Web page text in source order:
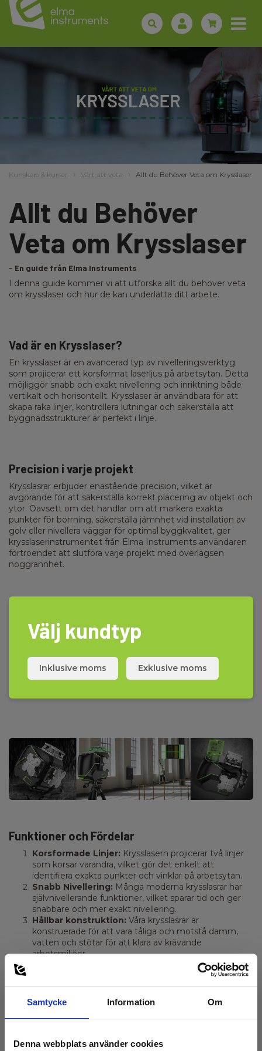
Samtycke Information Om
Denna webbplats använder cookies
Kunskap & kurser Värt att veta Allt du Behöver Veta om Krysslaser
Allt du Behöver
Veta om Krysslaser
- En guide från Elma Instruments
I denna guide kommer vi att utforska allt du behöver veta
om krysslaser och hur de kan underlätta ditt arbete.
Vad är en Krysslaser?
En krysslaser är en avancerad typ av nivelleringsverktyg
som projicerar ett korsformat laserljus på arbetsytan. Detta
möjliggör snabb och exakt nivellering och inriktning både
vertikalt och horisontellt. Krysslaser är användbara för att
skapa raka linjer, kontrollera lutningar och säkerställa att
byggnadsstrukturer är perfekt i linje.
Precision i varje projekt
Krysslasrar erbjuder enastående precision, vilket är
avgörande för att säkerställa korrekt placering av objekt och
ytor. Oavsett om det handlar om att markera exakta
punkter för borrning, säkerställa jämnhet vid installation av
golv eller nivellera väggar för optimal byggkvalitet, ger
krysslaserinstrumentet från Elma Instruments användaren
förtroendet att slutföra varje projekt med överlägsen
noggrannhet.
Utforska de avancerade funktionerna hos Elma Instruments
krysslaser. Inklusive självnivellering, användarvänligt
gränssnitt, lång batteritid och mycket mer. Dessa
egenskaper kombinerade med den senaste tekniken gör
Elma Instruments krysslasrar till det självklara valet för proffs
Funktioner och Fördelar
Korsformade Linjer: Krysslasern projicerar två linjer
som korsar varandra, vilket gör det enkelt att
identifiera exakta punkter och vinklar på arbetsytan.
Snabb Nivellering: Många moderna krysslasrar har
självnivellerande funktioner, vilket sparar tid och ger
snabbare och mer exakt nivellering.
Hållbar konstruktion: Våra krysslasrar är
konstruerade för att vara tåliga och motstå damm,
vatten och stötar för att klara av krävande
arbetsmiljöer.
De används för en mängd olika
applikationer, inklusive konstruktion, installation av
inredning, och till och med trädgårdsarbete.
Hur använder du en krysslaser?
Välj kundtyp
Inklusive moms Exklusive moms